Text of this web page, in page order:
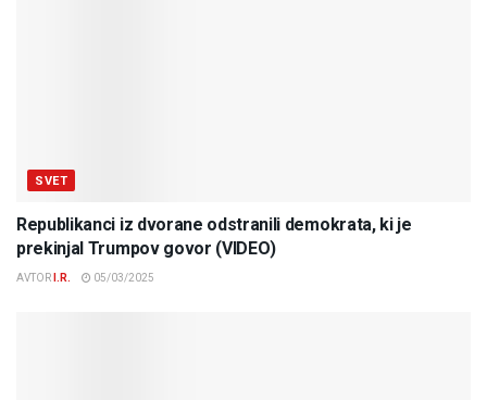
SVET
Republikanci iz dvorane odstranili demokrata, ki je
prekinjal Trumpov govor (VIDEO)
AVTOR I.R. 05/03/2025